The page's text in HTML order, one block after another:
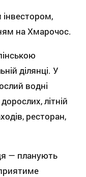
на Хмарочос.
ділянці. У
водні
літній
ресторан,
— планують